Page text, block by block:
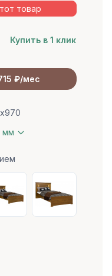
товар
Купить в 1 клик
₽/мес
мм